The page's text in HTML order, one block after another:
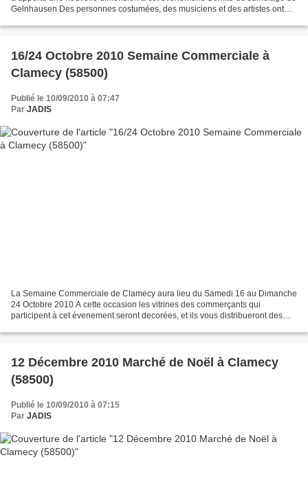
Gelnhausen Des personnes costumées, des musiciens et des artistes ont
16/24 Octobre 2010 Semaine Commerciale à
Clamecy (58500)
Publié le 10/09/2010 à 07:47
Par JADIS
La Semaine Commerciale de Clamecy aura lieu du Samedi 16 au Dimanche
24 Octobre 2010 A cette occasion les vitrines des commerçants qui
participent à cet évenement seront decorées, et ils vous distribueront des
12 Décembre 2010 Marché de Noël à Clamecy
(58500)
Publié le 10/09/2010 à 07:15
Par JADIS